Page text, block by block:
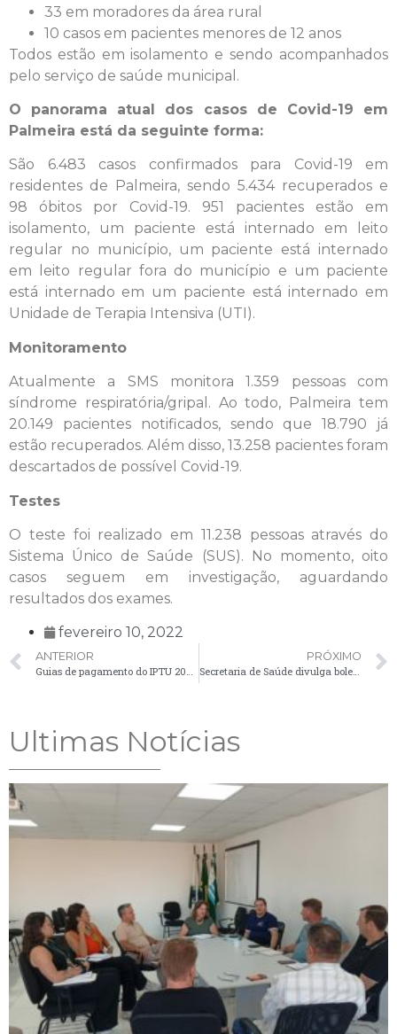
33 em moradores da área rural
10 casos em pacientes menores de 12 anos
Todos estão em isolamento e sendo acompanhados
pelo serviço de saúde municipal.
O panorama atual dos casos de Covid-19 em
Palmeira está da seguinte forma:
São 6.483 casos confirmados para Covid-19 em
residentes de Palmeira, sendo 5.434 recuperados e
98 óbitos por Covid-19. 951 pacientes estão em
isolamento, um paciente está internado em leito
regular no município, um paciente está internado
em leito regular fora do município e um paciente
está internado em um paciente está internado em
Unidade de Terapia Intensiva (UTI).
Monitoramento
Atualmente a SMS monitora 1.359 pessoas com
síndrome respiratória/gripal. Ao todo, Palmeira tem
20.149 pacientes notificados, sendo que 18.790 já
estão recuperados. Além disso, 13.258 pacientes foram
descartados de possível Covid-19.
Testes
O teste foi realizado em 11.238 pessoas através do
Sistema Único de Saúde (SUS). No momento, oito
casos seguem em investigação, aguardando
resultados dos exames.
fevereiro 10, 2022
ANTERIOR
Guias de pagamento do IPTU 2022 estarão disponíveis para impressão a partir desta quinta-feira (10)
PRÓXIMO
Secretaria de Saúde divulga boletim da Covid-19 com confirmação de 150 casos
Ultimas Notícias